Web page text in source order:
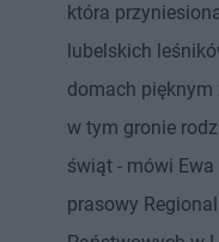
która
lubelskich
domach
w tym gronie
świąt - mówi
prasowy